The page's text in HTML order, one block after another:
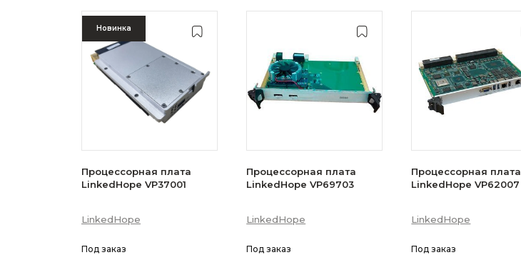
Новинка
Процессорная плата
LinkedHope VP37001
LinkedHope
Под заказ
Процессорная плата
LinkedHope VP69703
LinkedHope
Под заказ
Процессорная плата
LinkedHope VP62007
LinkedHope
Под заказ